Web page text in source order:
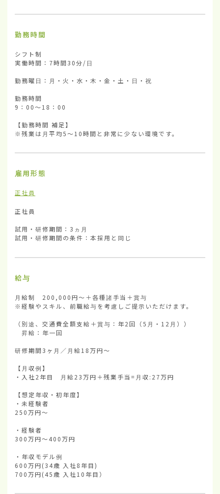
勤務時間
シフト制
実働時間：7時間30分/日
勤務曜日：月・火・水・木・金・土・日・祝
勤務時間
9：00～18：00
【勤務時間 補足】
※残業は月平均5～10時間と非常に少ない環境です。
雇用形態
正社員
正社員
試用・研修期間：3ヵ月
試用・研修期間の条件：本採用と同じ
給与
月給制　200,000円～＋各種諸手当＋賞与
※経験やスキル、前職給与を考慮しご提示いただけます。
（別途、交通費全額支給＋賞与：年2回（5月・12月））
昇給：年一回
研修期間3ヶ月／月給18万円～
【月収例】
・入社2年目　月給23万円＋残業手当=月収:27万円
【想定年収・初年度】
・未経験者
250万円～
・経験者
300万円～400万円
・年収モデル例
600万円(34歳 入社8年目)
700万円(45歳 入社10年目）